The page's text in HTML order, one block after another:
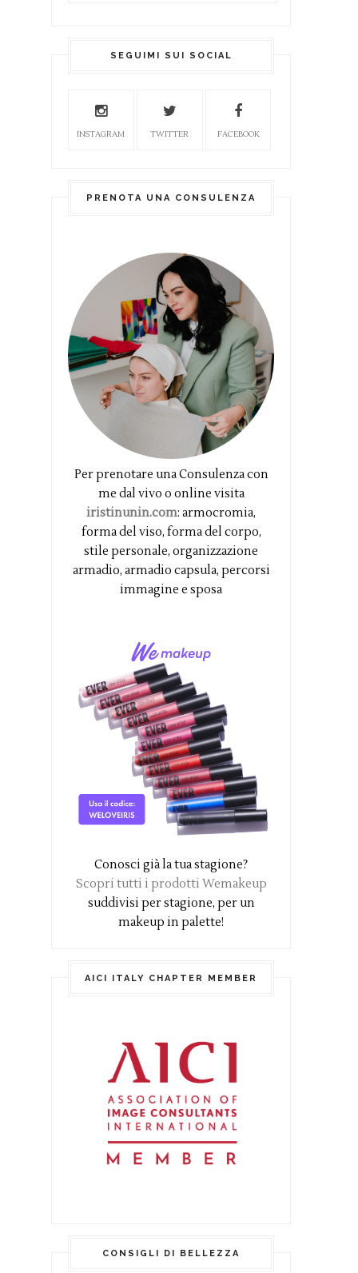
SEGUIMI SUI SOCIAL
INSTAGRAM TWITTER FACEBOOK
PRENOTA UNA CONSULENZA
Per prenotare una Consulenza con
me dal vivo o online visita
iristinunin.com: armocromia,
forma del viso, forma del corpo,
stile personale, organizzazione
armadio, armadio capsula, percorsi
immagine e sposa
Conosci già la tua stagione?
Scopri tutti i prodotti Wemakeup
suddivisi per stagione, per un
makeup in palette!
AICI ITALY CHAPTER MEMBER
CONSIGLI DI BELLEZZA